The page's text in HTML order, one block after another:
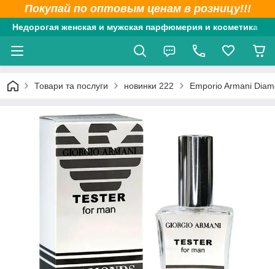
Покупай по оптовым ценам в розницу!!!
Недорогая женская и мужская парфюмерия и косметика
Товари та послуги новинки 222 Emporio Armani